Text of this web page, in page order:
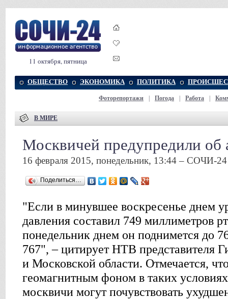
11 октября, пятница
ОБЩЕСТВО ЭКОНОМИКА ПОЛИТИКА
Фоторепортажи Погода Работа
В МИРЕ
Москвичей предупредили об
16 февраля 2015, понедельник, 13:44 – СОЧИ-24
Поделиться…
"Если в минувшее воскресенье днем
давления составил 749 миллиметров
понедельник днем он поднимется до
767", – цитирует НТВ представителя
и Московской области. Отмечается,
геомагнитным фоном в таких
москвичи могут почувствовать